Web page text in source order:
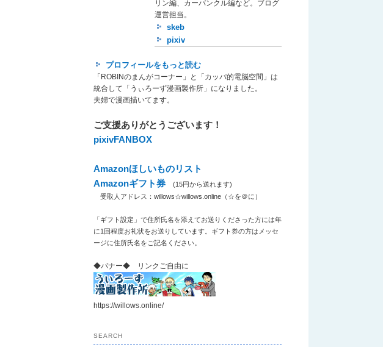
リン編、カーバンクル編など。ブログ
運営担当。
skeb
pixiv
プロフィールをもっと読む
「ROBINのまんがコーナー」と「カッパ的電脳空間」は
統合して「うぃろーず漫画製作所」になりました。
夫婦で漫画描いてます。
ご支援ありがとうございます！
pixivFANBOX
Amazonほしいものリスト
Amazonギフト券
(15円から送れます)
受取人アドレス：willows☆willows.online（☆を＠に）
「ギフト設定」で住所氏名を添えてお送りくださった方には年
に1回程度お礼状をお送りしています。ギフト券の方はメッセ
ージに住所氏名をご記名ください。
◆バナー◆ リンクご自由に
https://willows.online/
SEARCH